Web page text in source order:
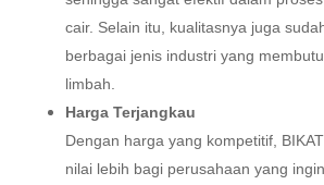
cair. Selain itu, kualitasnya juga
berbagai jenis industri yang
limbah.
Harga Terjangkau
Dengan harga yang kompetitif,
nilai lebih bagi perusahaan yang